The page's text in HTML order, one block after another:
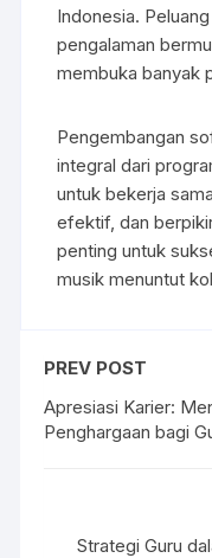
Indonesia.
pengalaman
membuka banyak
Pengembangan
integral dari
untuk bekerja
efektif, dan
penting untuk
musik menuntut
PREV POST
Apresiasi Karier:
Penghargaan bagi
Strategi Guru